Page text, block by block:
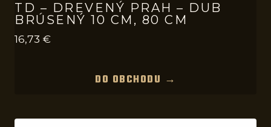
TD – DREVENÝ PRAH – DUB
BRÚSENÝ 10 CM, 80 CM
16,73 €
DO OBCHODU →